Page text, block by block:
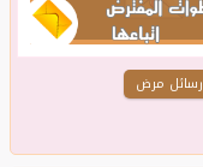
رسائل مرض